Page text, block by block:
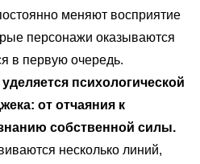
меняют восприятие
персонажи оказываются
в первую очередь.
психологической
от отчаяния к
собственной силы.
несколько линий,